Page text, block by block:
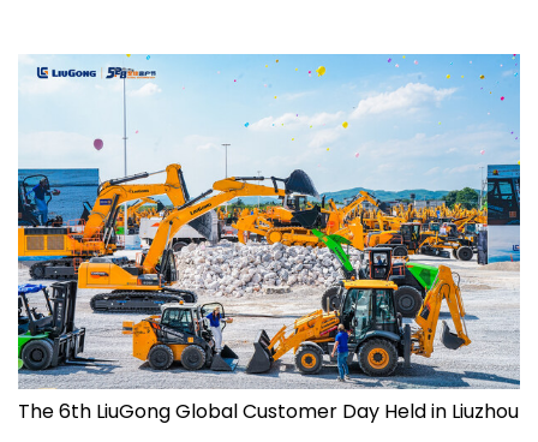
The 6th LiuGong Global Customer Day Held in Liuzhou